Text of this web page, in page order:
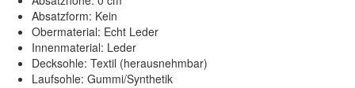
Absatzform: Kein
Obermaterial: Echt Leder
Innenmaterial: Leder
Decksohle: Textil (herausnehmbar)
Laufsohle: Gummi/Synthetik